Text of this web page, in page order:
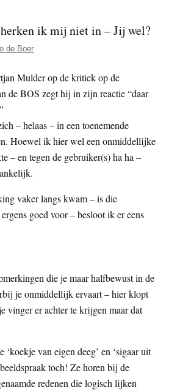
ik mij niet in – Jij wel?
de Boer
Mulder op de kritiek op de
de BOS zegt hij in zijn reactie “daar
– helaas – in een toenemende
Hoewel ik hier wel een onmiddellijke
– en tegen de gebruiker(s) ha ha –
vaker langs kwam – is die
goed voor – besloot ik er eens
die je maar halfbewust in de
je onmiddellijk ervaart – hier klopt
vinger er achter te krijgen maar dat
‘koekje van eigen deeg’ en ‘sigaar uit
toch! Ze horen bij de
redenen die logisch lijken